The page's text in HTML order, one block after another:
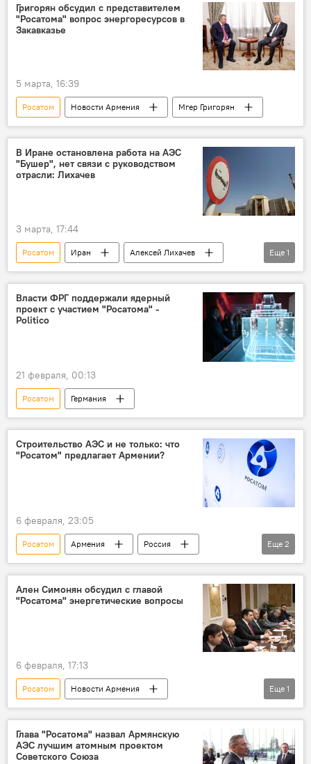
Григорян обсудил с представителем
"Росатома" вопрос энергоресурсов в
Закавказье
5 марта, 16:39
Росатом Новости Армения Мгер Григорян
В Иране остановлена работа на АЭС
"Бушер", нет связи с руководством
отрасли: Лихачев
3 марта, 17:44
Росатом Иран
Алексей Лихачев
АЭС
Еще 1
Власти ФРГ поддержали ядерный
проект с участием "Росатома" -
Politico
21 февраля, 00:13
Росатом Германия
Строительство АЭС и не только: что
"Росатом" предлагает Армении?
6 февраля, 23:05
Росатом Армения
Россия
Политика
Новости Армения
Еще 2
Ален Симонян обсудил с главой
"Росатома" энергетические вопросы
6 февраля, 17:13
Росатом
Новости Армения
Ален Симонян
переговоры
Еще 1
Глава "Росатома" назвал Армянскую
АЭС лучшим атомным проектом
Советского Союза